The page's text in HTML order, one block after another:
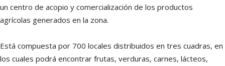
un centro de acopio y comercialización de los productos
agrícolas generados en la zona.
Está compuesta por 700 locales distribuidos en tres cuadras, en
los cuales podrá encontrar frutas, verduras, carnes, lácteos,